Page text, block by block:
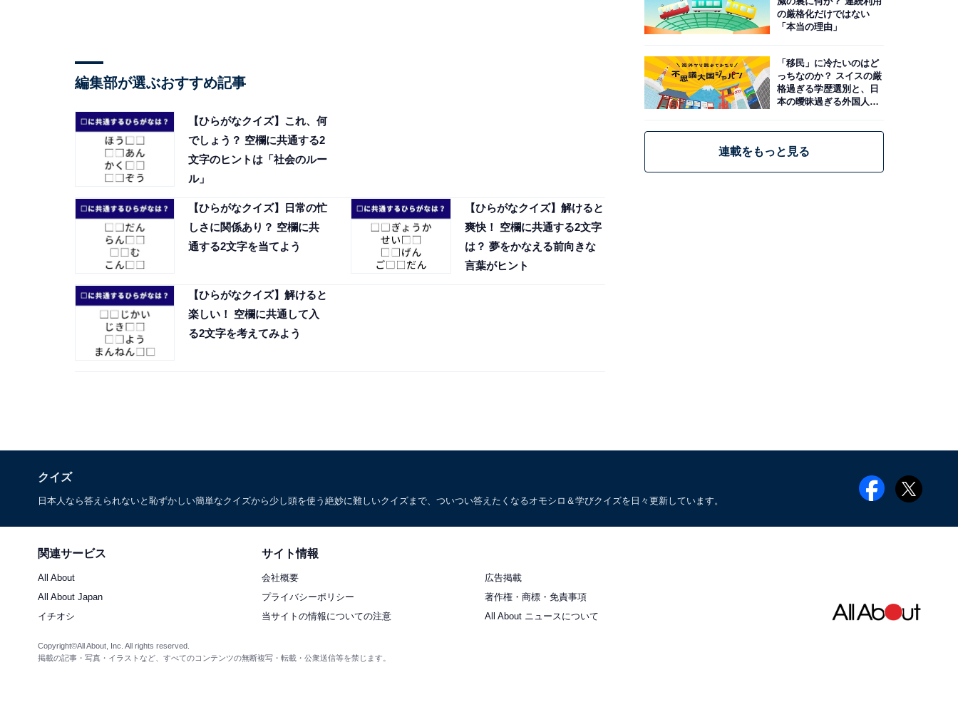
編集部が選ぶおすすめ記事
【ひらがなクイズ】これ、何
でしょう？ 空欄に共通する2
文字のヒントは「社会のルー
ル」
【ひらがなクイズ】日常の忙
しさに関係あり？ 空欄に共
通する2文字を当てよう
【ひらがなクイズ】解けると
爽快！ 空欄に共通する2文字
は？ 夢をかなえる前向きな
言葉がヒント
【ひらがなクイズ】解けると
楽しい！ 空欄に共通して入
る2文字を考えてみよう
の厳格化だけではない
「本当の理由」
「移民」に冷たいのはど
っちなのか？ スイスの厳
格過ぎる学歴選別と、日
本の曖昧過ぎる外国人政
連載をもっと見る
クイズ
日本人なら答えられないと恥ずかしい簡単なクイズから少し頭を使う絶妙に難しいクイズまで、ついつい答えたくなるオモシロ＆学びクイズを日々更新しています。
関連サービス
All About
All About Japan
イチオシ
サイト情報
会社概要
広告掲載
プライバシーポリシー
著作権・商標・免責事項
当サイトの情報についての注意
All About ニュースについて
Copyright©All About, Inc. All rights reserved.
掲載の記事・写真・イラストなど、すべてのコンテンツの無断複写・転載・公衆送信等を禁じます。